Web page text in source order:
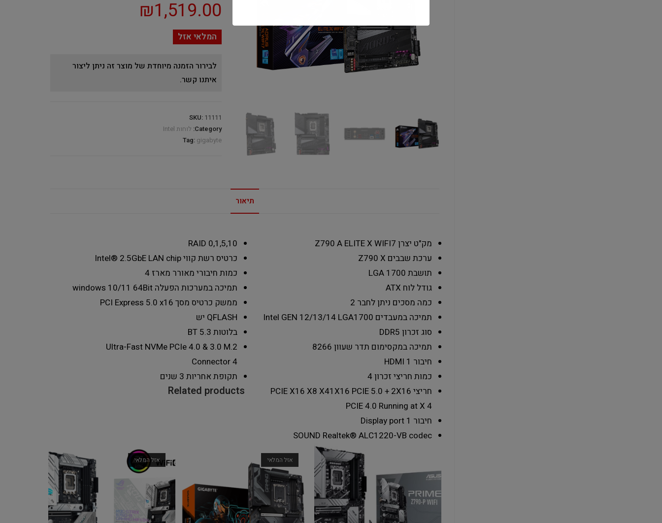
₪1,519.00
המלאי אזל
לבירור הזמנה מיוחדת של מוצר זה ניתן ליצור
איתנו קשר.
SKU: 11111
Category: לוחות Intel
Tag: gigabyte
תיאור
מק"ט יצרן Z790 A ELITE X WIFI7
ערכת שבבים Z790 X
תושבת LGA 1700
גודל לוח ATX
כמה מסכים ניתן לחבר 2
תמיכה במעבדים Intel GEN 12/13/14 LGA1700
סוג זכרון DDR5
תמיכה במקסימום תדר שעוון 8266
חיבור HDMI 1
כמות חריצי זכרון4
חריצי PCIE X16 X8 X4 1X16 PCIE 5.0 + 2X16
PCIE 4.0 Running at X 4
חיבור Display port 1
SOUND Realtek® ALC1220-VB codec
RAID 0,1,5,10
כרטיס רשת קוויIntel® 2.5GbE LAN chip
כמות חיבורי מאורר מארז4
תמיכה במערכות הפעלהwindows 10/11 64Bit
ממשק כרטיס מסך PCI Express 5.0 x16
QFLASH יש
בלוטות BT 5.3
Ultra-Fast NVMe PCIe 4.0 & 3.0 M.2
Connector4
תקופת אחריות 3 שנים
Related products
אזל המלאי אזל המלאי